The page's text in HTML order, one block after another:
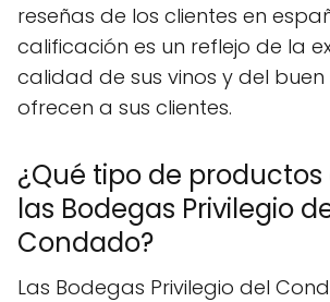
reseñas de los clientes en
calificación es un reflejo de la
calidad de sus vinos y del buen
ofrecen a sus clientes.
¿Qué tipo de
las Bodegas Privilegio
Condado?
Las Bodegas Privilegio del